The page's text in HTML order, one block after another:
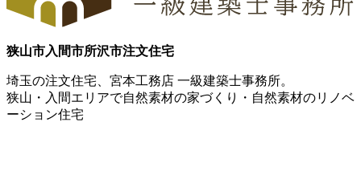
狭山市入間市所沢市注文住宅
埼玉の注文住宅、宮本工務店 一級建築士事務所。
狭山・入間エリアで自然素材の家づくり・自然素材のリノベ
ーション住宅